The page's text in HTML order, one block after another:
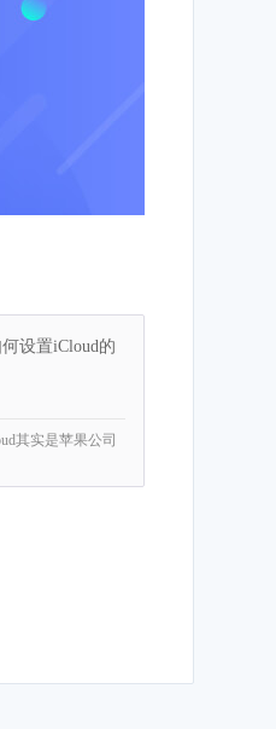
设置iCloud的
其实是苹果公司